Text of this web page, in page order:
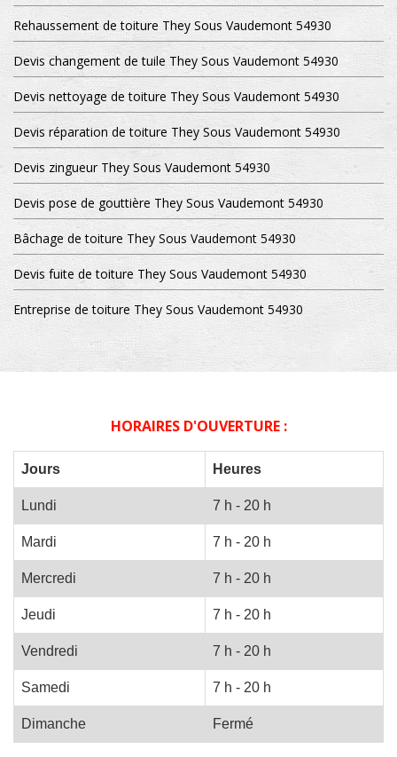
Rehaussement de toiture They Sous Vaudemont 54930
Devis changement de tuile They Sous Vaudemont 54930
Devis nettoyage de toiture They Sous Vaudemont 54930
Devis réparation de toiture They Sous Vaudemont 54930
Devis zingueur They Sous Vaudemont 54930
Devis pose de gouttière They Sous Vaudemont 54930
Bâchage de toiture They Sous Vaudemont 54930
Devis fuite de toiture They Sous Vaudemont 54930
Entreprise de toiture They Sous Vaudemont 54930
HORAIRES D'OUVERTURE :
Jours Heures
Lundi 7 h - 20 h
Mardi 7 h - 20 h
Mercredi 7 h - 20 h
Jeudi 7 h - 20 h
Vendredi 7 h - 20 h
Samedi 7 h - 20 h
Dimanche Fermé